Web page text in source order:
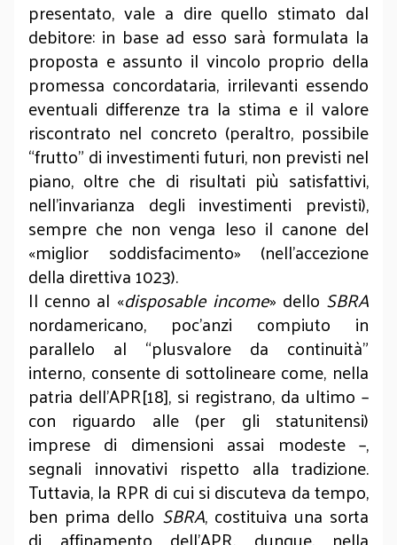
presentato, vale a dire quello stimato dal
debitore: in base ad esso sarà formulata la
proposta e assunto il vincolo proprio della
promessa concordataria, irrilevanti essendo
eventuali differenze tra la stima e il valore
riscontrato nel concreto (peraltro, possibile
“frutto” di investimenti futuri, non previsti nel
piano, oltre che di risultati più satisfattivi,
nell’invarianza degli investimenti previsti),
sempre che non venga leso il canone del
«miglior soddisfacimento» (nell’accezione
della direttiva 1023).
Il cenno al «disposable income» dello SBRA
nordamericano, poc’anzi compiuto in
parallelo al “plusvalore da continuità”
interno, consente di sottolineare come, nella
patria dell’APR[18], si registrano, da ultimo –
con riguardo alle (per gli statunitensi)
imprese di dimensioni assai modeste –,
segnali innovativi rispetto alla tradizione.
Tuttavia, la RPR di cui si discuteva da tempo,
ben prima dello SBRA, costituiva una sorta